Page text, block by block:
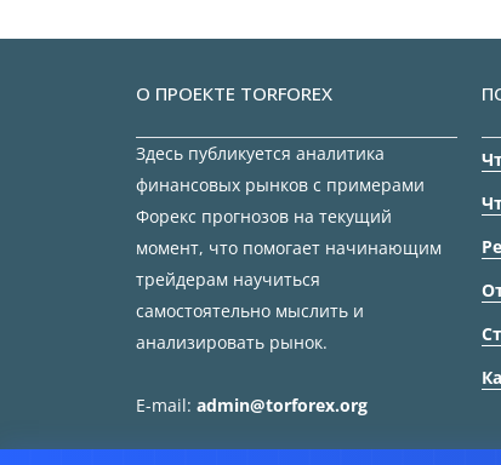
О ПРОЕКТЕ TORFOREX
Здесь публикуется аналитика
финансовых рынков с примерами
Форекс прогнозов на текущий
момент, что помогает начинающим
трейдерам научиться
самостоятельно мыслить и
анализировать рынок.
E-mail: admin@torforex.org